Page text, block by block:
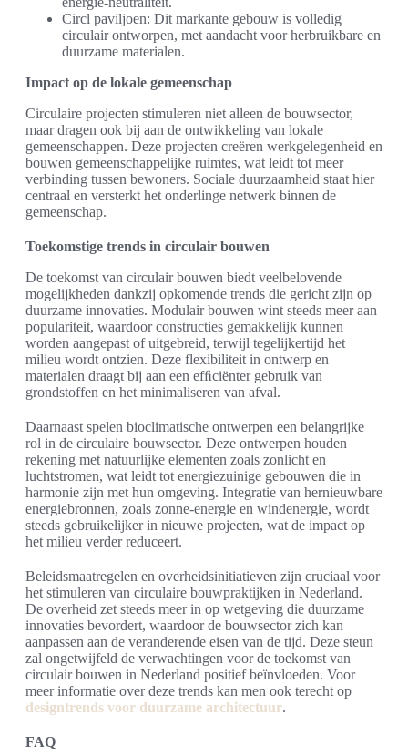
Circl paviljoen: Dit markante gebouw is volledig
circulair ontworpen, met aandacht voor herbruikbare en
duurzame materialen.
Impact op de lokale gemeenschap
Circulaire projecten stimuleren niet alleen de bouwsector,
maar dragen ook bij aan de ontwikkeling van lokale
gemeenschappen. Deze projecten creëren werkgelegenheid en
bouwen gemeenschappelijke ruimtes, wat leidt tot meer
verbinding tussen bewoners. Sociale duurzaamheid staat hier
centraal en versterkt het onderlinge netwerk binnen de
gemeenschap.
Toekomstige trends in circulair bouwen
De toekomst van circulair bouwen biedt veelbelovende
mogelijkheden dankzij opkomende trends die gericht zijn op
duurzame innovaties. Modulair bouwen wint steeds meer aan
populariteit, waardoor constructies gemakkelijk kunnen
worden aangepast of uitgebreid, terwijl tegelijkertijd het
milieu wordt ontzien. Deze flexibiliteit in ontwerp en
materialen draagt bij aan een efﬁciënter gebruik van
grondstoffen en het minimaliseren van afval.
Daarnaast spelen bioclimatische ontwerpen een belangrijke
rol in de circulaire bouwsector. Deze ontwerpen houden
rekening met natuurlijke elementen zoals zonlicht en
luchtstromen, wat leidt tot energiezuinige gebouwen die in
harmonie zijn met hun omgeving. Integratie van hernieuwbare
energiebronnen, zoals zonne-energie en windenergie, wordt
steeds gebruikelijker in nieuwe projecten, wat de impact op
het milieu verder reduceert.
Beleidsmaatregelen en overheidsinitiatieven zijn cruciaal voor
het stimuleren van circulaire bouwpraktijken in Nederland.
De overheid zet steeds meer in op wetgeving die duurzame
innovaties bevordert, waardoor de bouwsector zich kan
aanpassen aan de veranderende eisen van de tijd. Deze steun
zal ongetwijfeld de verwachtingen voor de toekomst van
circulair bouwen in Nederland positief beïnvloeden. Voor
meer informatie over deze trends kan men ook terecht op
designtrends voor duurzame architectuur.
FAQ